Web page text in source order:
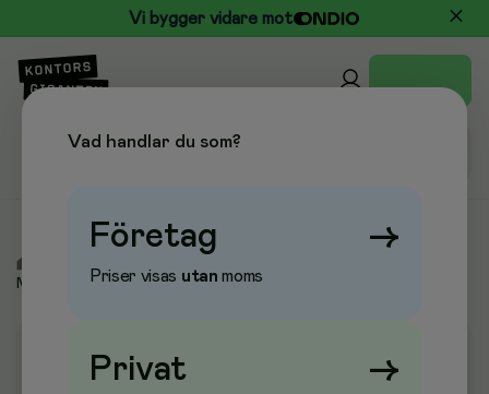
Vi bygger vidare mot
Möss vertikala
Vad handlar du som?
Företag →
Priser visas utan moms
Privat →